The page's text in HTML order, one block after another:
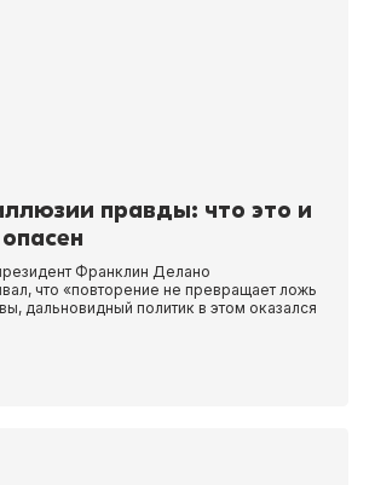
правды: что это и
Франклин Делано
что «повторение не превращает ложь
дальновидный политик в этом оказался